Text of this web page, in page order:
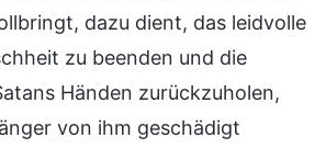
dazu dient, das leidvolle
zu beenden und die
Händen zurückzuholen,
von ihm geschädigt